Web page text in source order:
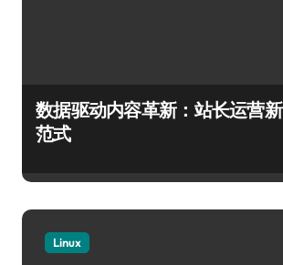
数据驱动内容革新：站长运营新
范式
Linux